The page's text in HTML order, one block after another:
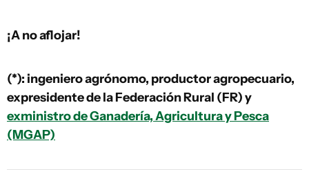
¡A no aflojar!
(*): ingeniero agrónomo, productor agropecuario,
expresidente de la Federación Rural (FR) y
exministro de Ganadería, Agricultura y Pesca
(MGAP)